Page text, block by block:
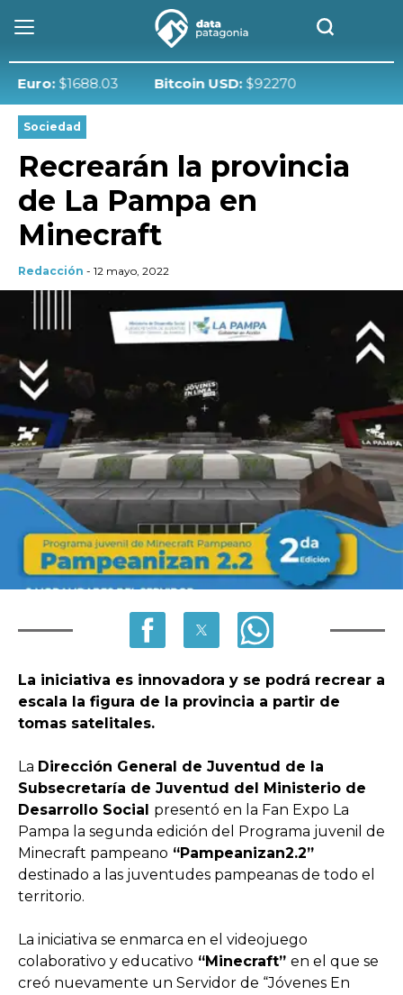
$1688.03 Bitcoin USD:$92270
Sociedad
Recrearán la provincia
de La Pampa en
Minecraft
Redacción - 12 mayo, 2022
La iniciativa es innovadora y se podrá recrear a
escala la figura de la provincia a partir de
tomas satelitales.
La Dirección General de Juventud de la
Subsecretaría de Juventud del Ministerio de
Desarrollo Social presentó en la Fan Expo La
Pampa la segunda edición del Programa juvenil de
Minecraft pampeano “Pampeanizan2.2”
destinado a las juventudes pampeanas de todo el
territorio.
La iniciativa se enmarca en el videojuego
colaborativo y educativo “Minecraft” en el que se
creó nuevamente un Servidor de “Jóvenes En